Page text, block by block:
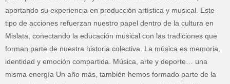
aportando su experiencia en producción artística y musical. Este
tipo de acciones refuerzan nuestro papel dentro de la cultura en
Mislata, conectando la educación musical con las tradiciones que
forman parte de nuestra historia colectiva. La música es memoria,
identidad y emoción compartida. Música, arte y deporte… una
misma energía Un año más, también hemos formado parte de la